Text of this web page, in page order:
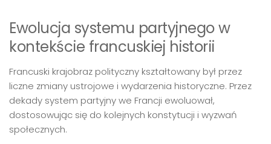
Ewolucja systemu partyjnego w
kontekście francuskiej historii
Francuski krajobraz polityczny kształtowany był przez
liczne zmiany ustrojowe i wydarzenia historyczne. Przez
dekady system partyjny we Francji ewoluował,
dostosowując się do kolejnych konstytucji i wyzwań
społecznych.